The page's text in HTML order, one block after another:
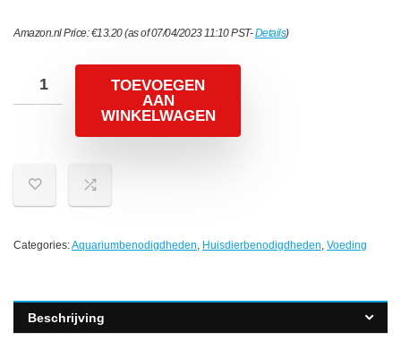
Amazon.nl Price:€13.20(as of 07/04/2023 11:10 PST-Details)
TOEVOEGEN
AAN
WINKELWAGEN
Categories:Aquariumbenodigdheden, Huisdierbenodigdheden, Voeding
Beschrijving